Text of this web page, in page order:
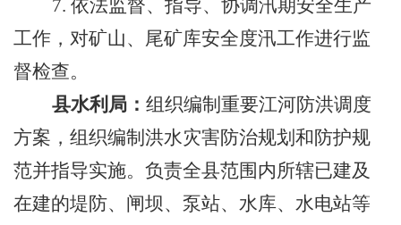
7. 依法监督、指导、协调汛期安全生产
工作，对矿山、尾矿库安全度汛工作进行监
督检查。
县水利局： 组织编制重要江河防洪调度
方案，组织编制洪水灾害防治规划和防护规
范并指导实施。负责全县范围内所辖已建及
在建的堤防、闸坝、泵站、水库、水电站等